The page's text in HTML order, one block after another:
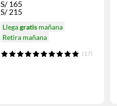
S/ 165
S/ 215
Llegagratis mañana
Retira mañana
(17)